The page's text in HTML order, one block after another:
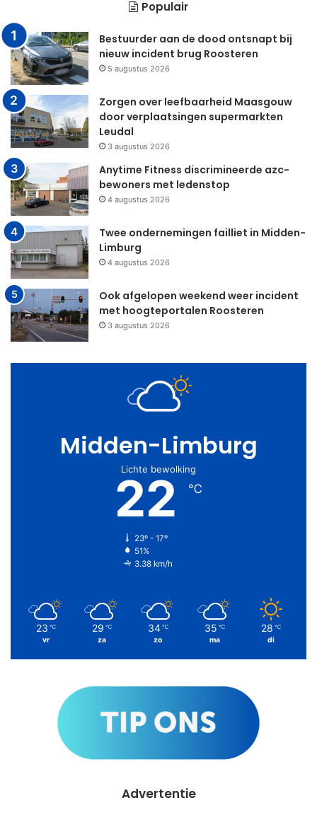
Populair
Bestuurder aan de dood ontsnapt bij
nieuw incident brug Roosteren
5 augustus 2026
Zorgen over leefbaarheid Maasgouw
door verplaatsingen supermarkten
Leudal
3 augustus 2026
Anytime Fitness discrimineerde azc-
bewoners met ledenstop
4 augustus 2026
Twee ondernemingen failliet in Midden-
Limburg
4 augustus 2026
Ook afgelopen weekend weer incident
met hoogteportalen Roosteren
3 augustus 2026
Midden-Limburg
Lichte bewolking
22 ℃
23º - 17º
51%
3.38 km/h
23 ℃
vr
29 ℃
za
34 ℃
zo
35 ℃
ma
28 ℃
di
Advertentie